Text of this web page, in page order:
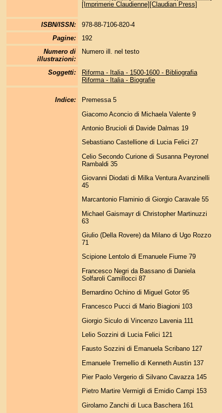
[Imprimerie Claudienne][Claudian Press]
ISBN/ISSN:
978-88-7106-820-4
Pagine:
192
Numero di
illustrazioni:
Numero ill. nel testo
Soggetti:
Riforma - Italia - 1500-1600 - Bibliografia
Riforma - Italia - Biografie
Indice:
Premessa 5
Giacomo Aconcio di Michaela Valente 9
Antonio Brucioli di Davide Dalmas 19
Sebastiano Castellione di Lucia Felici 27
Celio Secondo Curione di Susanna Peyronel
Rambaldi 35
Giovanni Diodati di Milka Ventura Avanzinelli
45
Marcantonio Flaminio di Giorgio Caravale 55
Michael Gaismayr di Christopher Martinuzzi
63
Giulio (Della Rovere) da Milano di Ugo Rozzo
71
Scipione Lentolo di Emanuele Fiume 79
Francesco Negri da Bassano di Daniela
Solfaroli Camillocci 87
Bernardino Ochino di Miguel Gotor 95
Francesco Pucci di Mario Biagioni 103
Giorgio Siculo di Vincenzo Lavenia 111
Lelio Sozzini di Lucia Felici 121
Fausto Sozzini di Emanuela Scribano 127
Emanuele Tremellio di Kenneth Austin 137
Pier Paolo Vergerio di Silvano Cavazza 145
Pietro Martire Vermigli di Emidio Campi 153
Girolamo Zanchi di Luca Baschera 161